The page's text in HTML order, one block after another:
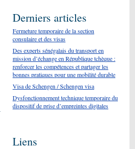
Derniers articles
Fermeture temporaire de la section
consulaire et des visas
Des experts sénégalais du transport en
mission d’échange en République tchèque :
renforcer les compétences et partager les
bonnes pratiques pour une mobilité durable
Visa de Schengen / Schengen visa
Dysfonctionnement technique temporaire du
dispositif de prise d’empreintes digitales
Liens